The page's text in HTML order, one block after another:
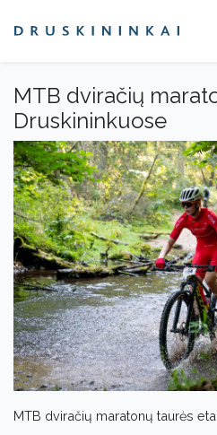
MTB dviračių
Druskininkuose
MTB dviračių maratonų taurės